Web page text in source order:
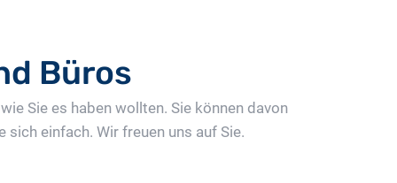
Büros
Sie es haben wollten. Sie können davon
einfach. Wir freuen uns auf Sie.